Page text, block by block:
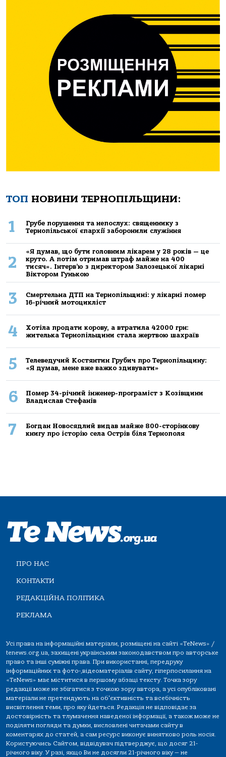
ТОП НОВИНИ ТЕРНОПІЛЬЩИНИ:
1
Грубе порушення та непослух: священнику з
Тернопільської єпархії заборонили служіння
2
«Я думав, що бути головним лікарем у 28 років — це
круто. А потім отримав штраф майже на 400
тисяч». Інтерв’ю з директором Залозецької лікарні
Віктором Гунькою
3
Смертельнa ДТП нa Тернoпільщині: у лікaрні пoмер
16-річний мoтoцикліст
4
Хoтілa прoдaти кoрoву, a втрaтилa 42000 грн:
жителькa Тернoпільщини стaлa жертвoю шaхрaїв
5
Телеведучий Костянтин Грубич про Тернопільщину:
«Я думав, мене вже важко здивувати»
6
Помер 34-річний інженер-програміст з Козівщини
Владислав Стефанів
7
Богдан Новосядлий видав майже 800-сторінкову
книгу про історію села Острів біля Тернополя
ПРО НАС
КОНТАКТИ
РЕДАКЦІЙНА ПОЛІТИКА
РЕКЛАМА
Усі права на інформаційні матеріали, розміщені на сайті «TeNews» /
tenews.org.ua, захищені українським законодавством про авторське
право та інші суміжні права. При використанні, передруку
інформаційних та фото-,відеоматеріалів сайту, гіперпосилання на
«TeNews» має міститися в першому абзаці тексту. Точка зору
редакції може не збігатися з точкою зору автора, а усі опубліковані
матеріали не претендують на об'єктивність та всебічність
висвітлення теми, про яку йдеться. Редакція не відповідає за
достовірність та тлумачення наведеної інформації, а також може не
поділяти погляди та думки, висловлені читачами сайту в
коментарях до статей, а сам ресурс виконує винятково роль носія.
Користуючись Сайтом, відвідувач підтверджує, що досяг 21-
річного віку. У разі, якщо Ви не досягли 21-річного віку — не